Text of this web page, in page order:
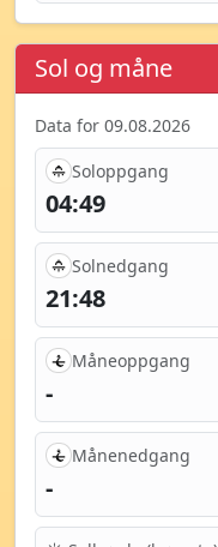
Sol og måne
Data for 09.08.2026
Soloppgang
04:49
Solnedgang
21:48
Måneoppgang
-
Månenedgang
-